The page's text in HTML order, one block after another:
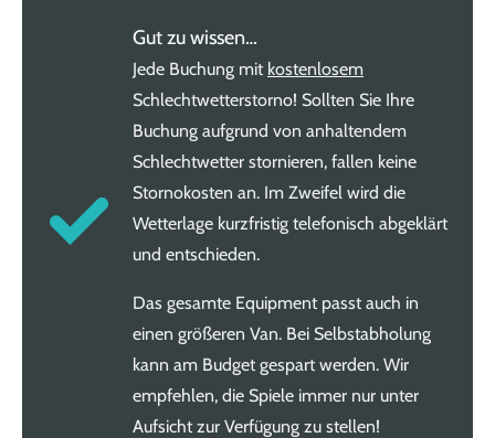
Gut zu wissen…
Jede Buchung mit kostenlosem
Schlechtwetterstorno! Sollten Sie Ihre
Buchung aufgrund von anhaltendem
Schlechtwetter stornieren, fallen keine
Stornokosten an. Im Zweifel wird die
Wetterlage kurzfristig telefonisch abgeklärt
und entschieden.
Das gesamte Equipment passt auch in
einen größeren Van. Bei Selbstabholung
kann am Budget gespart werden. Wir
empfehlen, die Spiele immer nur unter
Aufsicht zur Verfügung zu stellen!